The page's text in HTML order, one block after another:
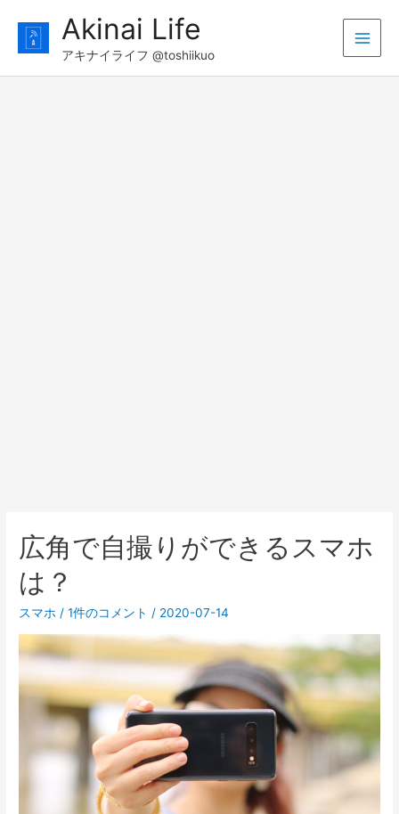
ン
Akinai Life
アキナイライフ @toshiikuo
Main
広角で自撮りができるスマホ
は？
スマホ /1件のコメント / 2020-07-14